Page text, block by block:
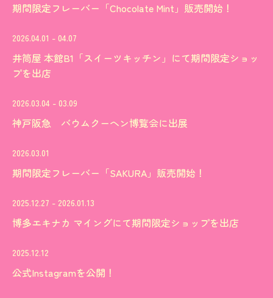
期間限定フレーバー「Chocolate Mint」販売開始！
2026.04.01 - 04.07
井筒屋 本館B1「スイーツキッチン」にて期間限定ショッ
プを出店
2026.03.04 - 03.09
神戸阪急 バウムクーヘン博覧会に出展
2026.03.01
期間限定フレーバー「SAKURA」販売開始！
2025.12.27 - 2026.01.13
博多エキナカ マイングにて期間限定ショップを出店
2025.12.12
公式Instagramを公開！